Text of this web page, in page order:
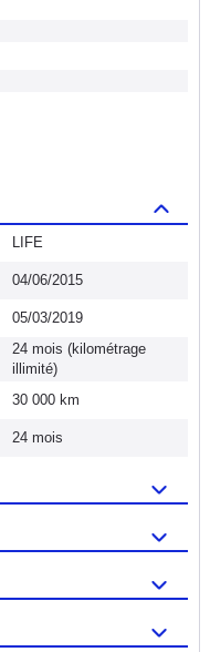
LIFE
04/06/2015
05/03/2019
24 mois (kilométrage
illimité)
30 000 km
24 mois